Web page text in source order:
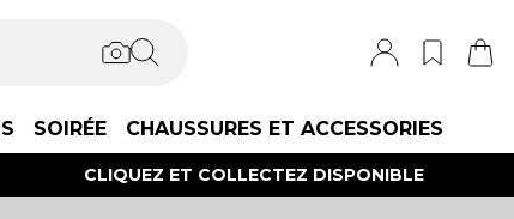
SOIRÉE CHAUSSURES ET ACCESSORIES
CLIQUEZ ET COLLECTEZ DISPONIBLE